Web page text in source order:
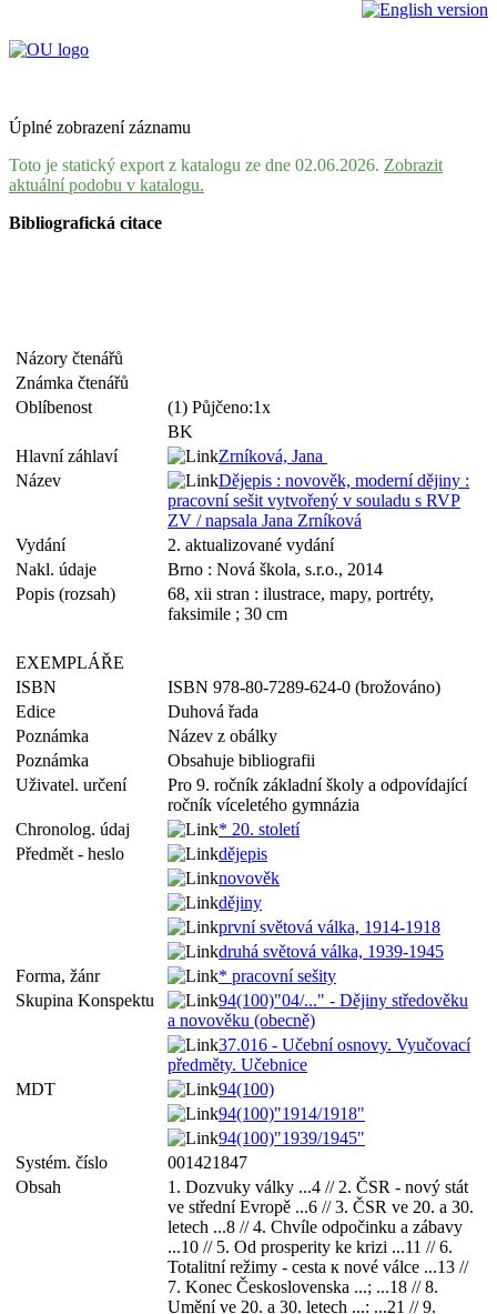
Úplné zobrazení záznamu
Toto je statický export z katalogu ze dne 02.06.2026. Zobrazit
aktuální podobu v katalogu.
Bibliografická citace
Názory čtenářů
Známka čtenářů
Oblíbenost
(1) Půjčeno:1x
BK
Hlavní záhlaví
Zrníková, Jana
Název
Dějepis : novověk, moderní dějiny :
pracovní sešit vytvořený v souladu s RVP
ZV / napsala Jana Zrníková
Vydání
2. aktualizované vydání
Nakl. údaje
Brno : Nová škola, s.r.o., 2014
Popis (rozsah)
68, xii stran : ilustrace, mapy, portréty,
faksimile ; 30 cm
EXEMPLÁŘE
ISBN
ISBN 978-80-7289-624-0 (brožováno)
Edice
Duhová řada
Poznámka
Název z obálky
Poznámka
Obsahuje bibliografii
Uživatel. určení
Pro 9. ročník základní školy a odpovídající
ročník víceletého gymnázia
Chronolog. údaj
* 20. století
Předmět - heslo
dějepis
novověk
dějiny
první světová válka, 1914-1918
druhá světová válka, 1939-1945
Forma, žánr
* pracovní sešity
Skupina Konspektu
94(100)"04/..." - Dějiny středověku
a novověku (obecně)
37.016 - Učební osnovy. Vyučovací
předměty. Učebnice
MDT
94(100)
94(100)"1914/1918"
94(100)"1939/1945"
Systém. číslo
001421847
Obsah
1. Dozvuky války ...4 // 2. ČSR - nový stát
ve střední Evropě ...6 // 3. ČSR ve 20. a 30.
letech ...8 // 4. Chvíle odpočinku a zábavy
...10 // 5. Od prosperity ke krizi ...11 // 6.
Totalitní režimy - cesta к nové válce ...13 //
7. Konec Československa ...; ...18 // 8.
Umění ve 20. a 30. letech ...: ...21 // 9.